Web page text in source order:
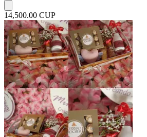
14,500.00 CUP